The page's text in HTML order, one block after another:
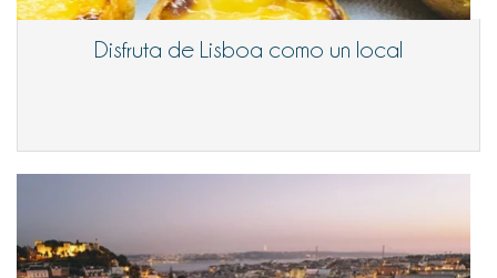
Disfruta de Lisboa como un local